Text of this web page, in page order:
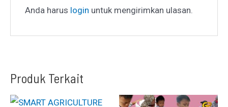
Anda harus login untuk mengirimkan ulasan.
Produk Terkait